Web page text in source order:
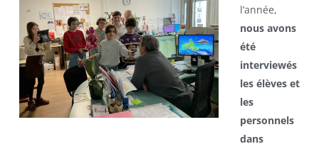
l’année,
nous avons
été
interviewés
les élèves et
les
personnels
dans